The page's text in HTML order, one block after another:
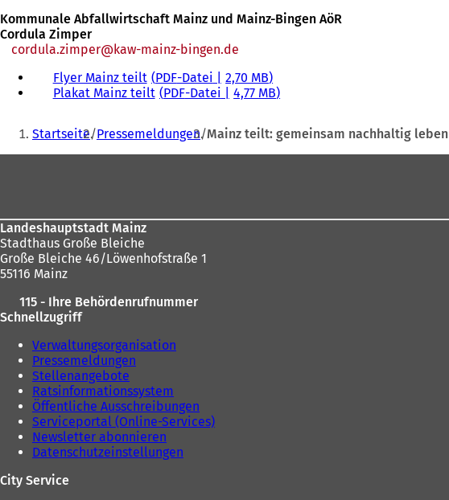
e
i
n
e
i
e
m
n
n
a
b
Kommunale Abfallwirtschaft Mainz und Mainz-Bingen AöR
Cordula Zimper
cordula.zimper
kaw-mainz-bingen de
Flyer Mainz teilt
PDF-Datei
2,70 MB
Plakat Mainz teilt
PDF-Datei 4,77 MB
Sie
befinden
Startseite Pressemeldungen Mainz teilt: gemeinsam nachhaltig leben
Landeshauptstadt Mainz
Stadthaus Große Bleiche
Große Bleiche 46/Löwenhofstraße 1
55116 Mainz
115 - Ihre Behördenrufnummer
Schnellzugriff
Verwaltungsorganisation
Pressemeldungen
Stellenangebote
Ratsinformationssystem
Öffentliche Ausschreibungen
Serviceportal (Online-Services)
Newsletter abonnieren
Datenschutzeinstellungen
City Service